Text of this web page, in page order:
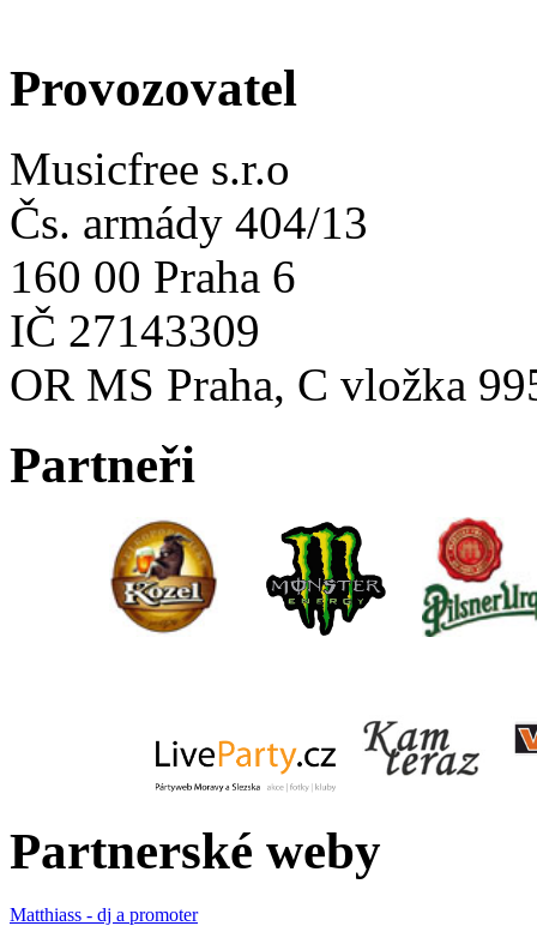
Provozovatel
Musicfree s.r.o
Čs. armády 404/13
160 00 Praha 6
IČ 27143309
OR MS Praha, C vložka
Partneři
Partnerské weby
Matthiass - dj a promoter